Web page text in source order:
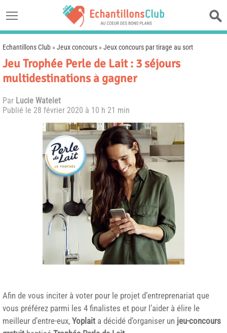
Echantillons Club »Jeux concours »Jeux concours par tirage au sort
Jeu Trophée Perle de Lait : 3 séjours
multidestinations à gagner
Par Lucie Watelet
Publié le 28 février 2020 à 10 h 21 min
Afin de vous inciter à voter pour le projet d’entreprenariat que
vous préférez parmi les 4 finalistes et pour l’aider à élire le
meilleur d’entre-eux, Yoplait a décidé d’organiser un jeu-concours